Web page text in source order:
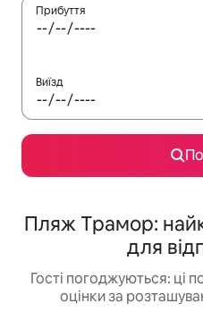
Прибуття
Виїзд
Пляж Трамор:
для
Гості погоджуються: ці
оцінки за